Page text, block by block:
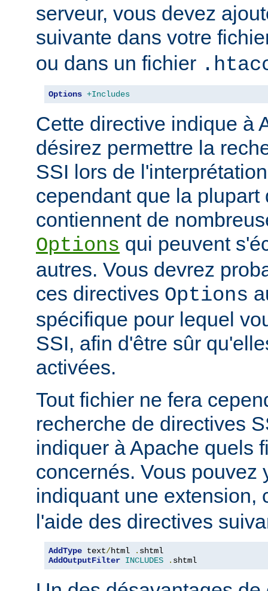
serveur, vous devez
suivante dans votre
ou dans un fichier
Options +Includes
Cette directive indique à
désirez permettre la
SSI lors de
cependant que la
contiennent de
Options qui peuvent
autres. Vous devrez
ces directives Options
spécifique pour lequel
SSI, afin d'être sûr
activées.
Tout fichier ne fera
recherche de directives
indiquer à Apache quels
concernés. Vous pouvez
indiquant une extension,
l'aide des directives
AddType text/html . shtml
AddOutputFilter INCLUDES . shtml